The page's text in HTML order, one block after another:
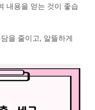
내용을 얻는 것이 좋습
을 줄이고, 알뜰하게